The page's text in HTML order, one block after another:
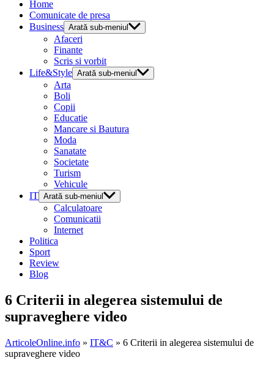
Home
Comunicate de presa
Business Arată sub-meniul
Afaceri
Finante
Scris si vorbit
Life&Style Arată sub-meniul
Arta
Boli
Copii
Educatie
Mancare si Bautura
Moda
Sanatate
Societate
Turism
Vehicule
IT Arată sub-meniul
Calculatoare
Comunicatii
Internet
Politica
Sport
Review
Blog
6 Criterii in alegerea sistemului de
supraveghere video
ArticoleOnline.info » IT&C » 6 Criterii in alegerea sistemului de
supraveghere video